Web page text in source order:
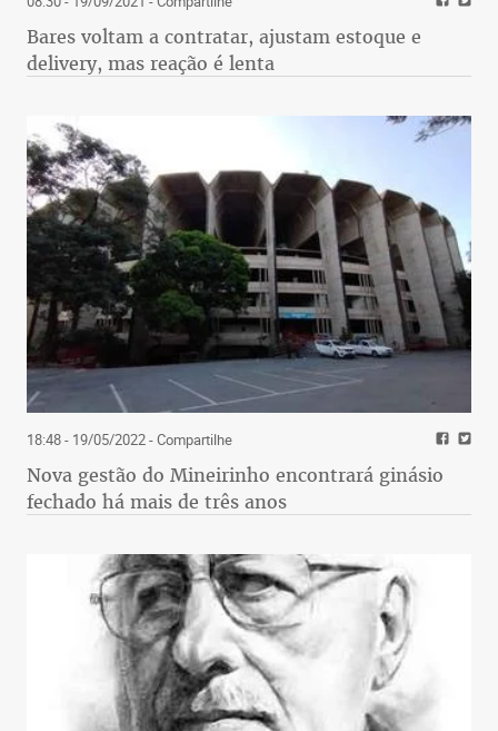
Bares voltam a contratar, ajustam estoque e
delivery, mas reação é lenta
18:48 - 19/05/2022- Compartilhe
Nova gestão do Mineirinho encontrará ginásio
fechado há mais de três anos